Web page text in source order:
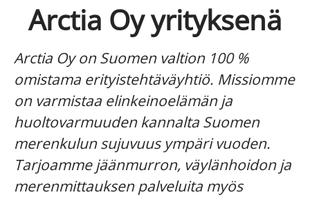
Arctia Oy yrityksenä
Arctia Oy on Suomen valtion 100 %
omistama erityistehtäväyhtiö. Missiomme
on varmistaa elinkeinoelämän ja
huoltovarmuuden kannalta Suomen
merenkulun sujuvuus ympäri vuoden.
Tarjoamme jäänmurron, väylänhoidon ja
merenmittauksen palveluita myös